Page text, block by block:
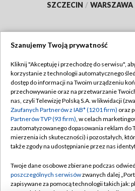
SZCZECIN / WARSZAWA
TVP
Abonament TVP
Emisja w TVP
Centrum informacji TVP
Naziemna Telewizja Cyfrowa
Rada Programowa
Regulamin
Polityka
Moje
Pomoc
Kontakt
Szanujemy Twoją prywatność
Kliknij "Akceptuję i przechodzę do serwisu",
korzystanie z technologii automatycznego
dostęp do informacji na Twoim urządzeniu
przechowywanie oraz na przetwarzanie
nas, czyli Telewizję Polską S.A. w likwidacji
Zaufanych Partnerów z IAB* (1201 firm) oraz
Partnerów TVP (93 firm), w celach
zautomatyzowanego dopasowania reklam do
mierzenia ich skuteczności) i pozostałych,
także zgody na udostępnianie przez nas
Twoje dane osobowe zbierane podczas
poszczególnych serwisówzwanych dalej
zapisywane za pomocą technologii takich jak: